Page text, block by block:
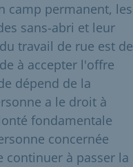
camp permanent, les
sans-abri et leur
travail de rue est de
à accepter l'offre
dépend de la
a le droit à
fondamentale
concernée
continuer à passer la